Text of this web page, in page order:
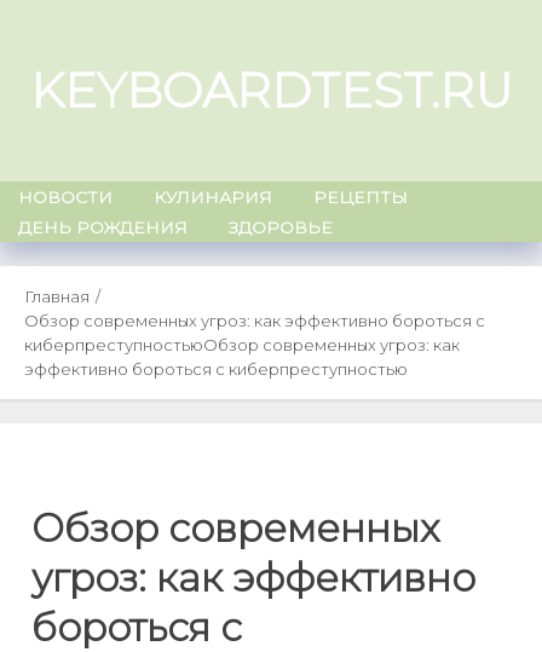
content
KEYBOARDTEST.RU
НОВОСТИ КУЛИНАРИЯ
РЕЦЕПТЫ
ДЕНЬ РОЖДЕНИЯ
ЗДОРОВЬЕ
Главная
Обзор современных угроз: как эффективно бороться с
киберпреступностьюОбзор современных угроз: как
эффективно бороться с киберпреступностью
Обзор современных
угроз: как эффективно
бороться с